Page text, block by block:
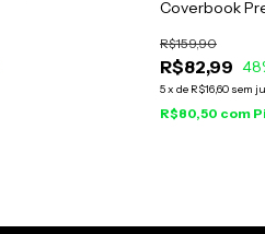
Coverbook
R$82,99
R$159,90
48
5x de R$16,60 sem
R$80,50 com